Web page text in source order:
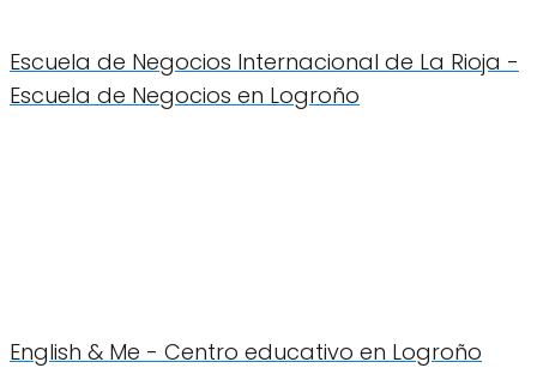
Escuela de Negocios Internacional de La Rioja -
Escuela de Negocios en Logroño
English & Me - Centro educativo en Logroño